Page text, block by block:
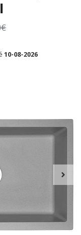
10-08-2026